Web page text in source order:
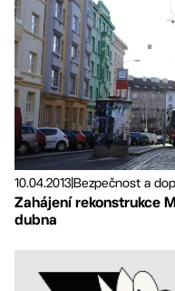
10.04.2013Bezpečnost a
Zahájení rekonstrukce
dubna